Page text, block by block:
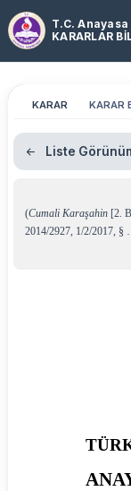
T.C.
KARARLAR
KARAR KARAR
Liste
(Cumali Karaşahin [2.
2014/2927, 1/2/2017, §